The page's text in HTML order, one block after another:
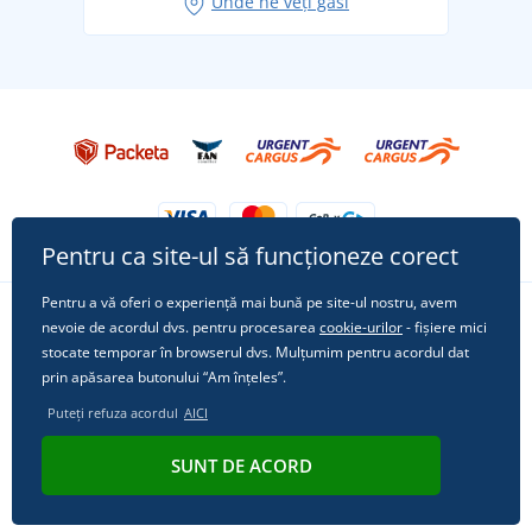
Tricoul preferat City în rol principal: ținute pentru
Urmărește-ne pe rețelele sociale
© 2011 - 2026, Dual Trade s.r.o. | Din punct de vedere tehnic oferă
Pentru ca site-ul să funcționeze corect
Pentru a vă oferi o experiență mai bună pe site-ul nostru, avem
nevoie de acordul dvs. pentru procesarea cookie-urilor- fișiere mici
stocate temporar în browserul dvs. Mulțumim pentru acordul dat
prin apăsarea butonului “Am înțeles”.
Puteți refuza acordul AICI
SUNT DE ACORD